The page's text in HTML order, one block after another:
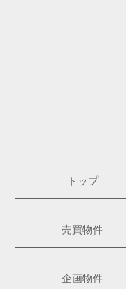
トップ
売買物件
企画物件